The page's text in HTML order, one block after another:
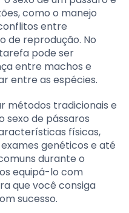
como o manejo
entre
de reprodução. No
pode ser
entre machos e
entre as espécies.
métodos tradicionais e
sexo de pássaros
físicas,
genéticos e até
durante o
equipá-lo com
que você consiga
sucesso.